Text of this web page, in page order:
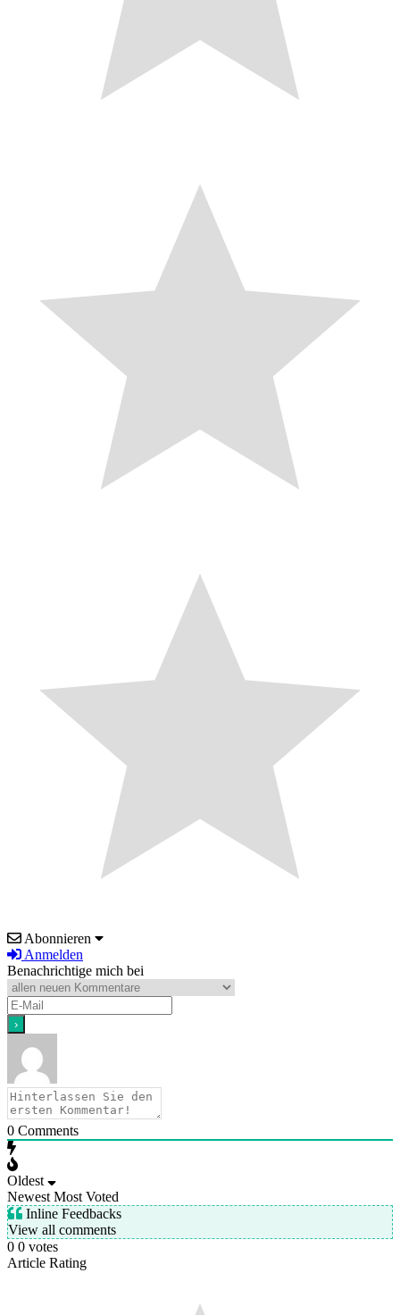
Abonnieren
Anmelden
Benachrichtige mich bei
0 Comments
Oldest
Newest Most Voted
Inline Feedbacks
View all comments
0 0 votes
Article Rating